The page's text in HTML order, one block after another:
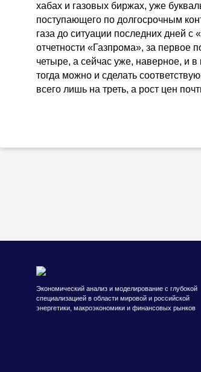
хабах и газовых биржах, уже
поступающего по долгосрочным
газа до ситуации последних дней
отчетности «Газпрома», за первое
четыре, а сейчас уже, наверное, и
тогда можно и сделать
всего лишь на треть, а рост цен
Экономический анализ и моделирование с глубокой
специализацией в области мировой и российской
энергетики, макроэкономики и финансовых рынков